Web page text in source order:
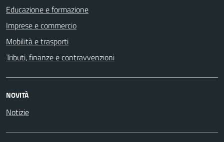
Educazione e formazione
Imprese e commercio
Mobilità e trasporti
Tributi, finanze e contravvenzioni
NOVITÀ
Notizie